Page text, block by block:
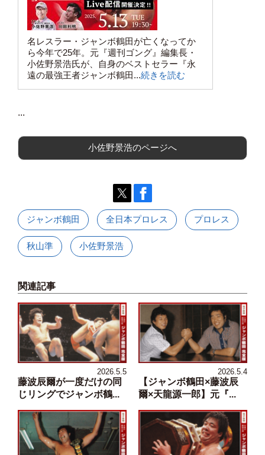
名レスラー・ジャンボ鶴田が亡くなってか
ら今年で25年。元『週刊ゴング』編集長・
小佐野景浩氏が、自身のベストセラー『永
遠の最強王者ジャンボ鶴田...続きを読む
...
小佐野景浩のページへ
ジャンボ鶴田 全日本プロレス プロレス
秋山準 小佐野景浩
関連記事
2026.5.5
藤波辰爾が一度だけの同
じリングでジャンボ鶴...
2026.5.4
【ジャンボ鶴田×藤波辰
爾×天龍源一郎】元『...